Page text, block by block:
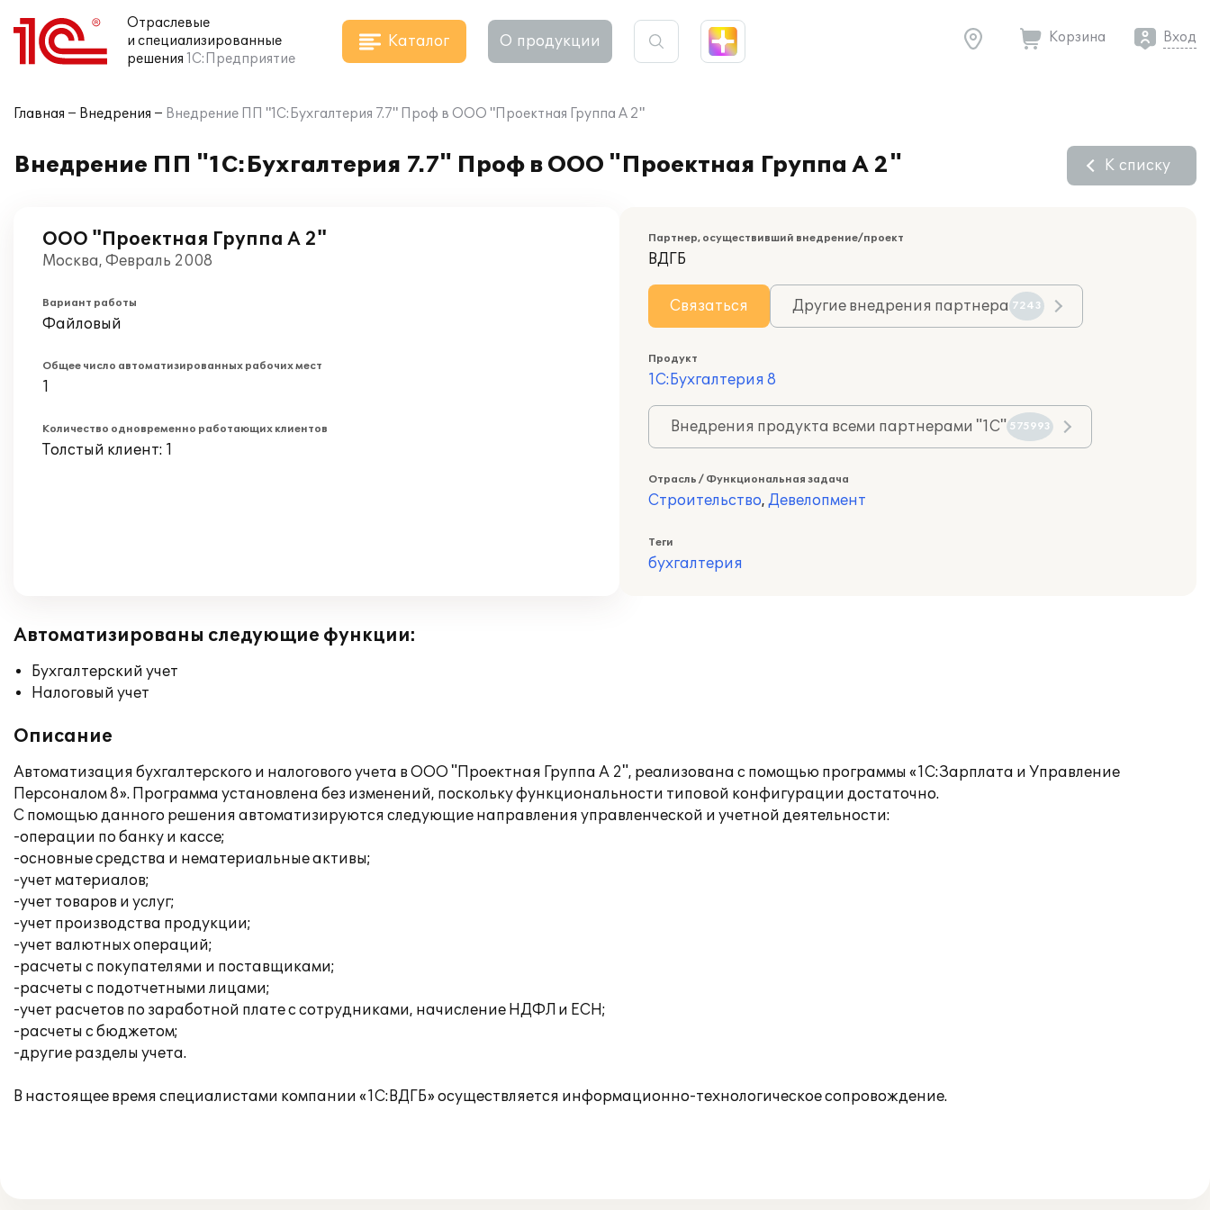
Отраслевые
и специализированные
решения 1С:Предприятие
Каталог О продукции Корзина Вход
Главная Внедрения Внедрение ПП "1С:Бухгалтерия 7.7" Проф в ООО "Проектная Группа А 2"
Внедрение ПП "1С:Бухгалтерия 7.7" Проф в ООО "Проектная Группа А 2" К списку
ООО "Проектная Группа А 2"
Москва, Февраль 2008
Вариант работы
Файловый
Общее число автоматизированных рабочих мест
1
Количество одновременно работающих клиентов
Толстый клиент: 1
Партнер, осуществивший внедрение/проект
ВДГБ
Связаться Другие внедрения партнера 7243
Продукт
1С:Бухгалтерия 8
Внедрения продукта всеми партнерами "1С" 575993
Отрасль / Функциональная задача
Строительство, Девелопмент
Теги
бухгалтерия
Автоматизированы следующие функции:
Бухгалтерский учет
Налоговый учет
Описание
Автоматизация бухгалтерского и налогового учета в ООО "Проектная Группа А 2", реализована с помощью программы «1С:Зарплата и Управление
Персоналом 8». Программа установлена без изменений, поскольку функциональности типовой конфигурации достаточно.
С помощью данного решения автоматизируются следующие направления управленческой и учетной деятельности:
-операции по банку и кассе;
-основные средства и нематериальные активы;
-учет материалов;
-учет товаров и услуг;
-учет производства продукции;
-учет валютных операций;
-расчеты с покупателями и поставщиками;
-расчеты с подотчетными лицами;
-учет расчетов по заработной плате с сотрудниками, начисление НДФЛ и ЕСН;
-расчеты с бюджетом;
-другие разделы учета.
В настоящее время специалистами компании «1С:ВДГБ» осуществляется информационно-технологическое сопровождение.